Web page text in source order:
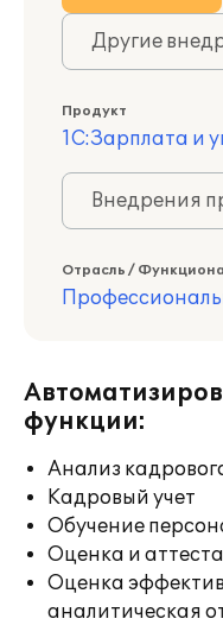
Другие
Продукт
1С:Зарплата и
Внедрения
Отрасль /
функции:
Анализ
Кадровый учет
Обучение
Оценка и
Оценка
аналитическая